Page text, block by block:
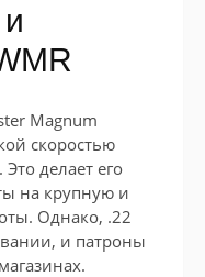
Magnum
скоростью
делает его
на крупную и
Однако, .22
и патроны